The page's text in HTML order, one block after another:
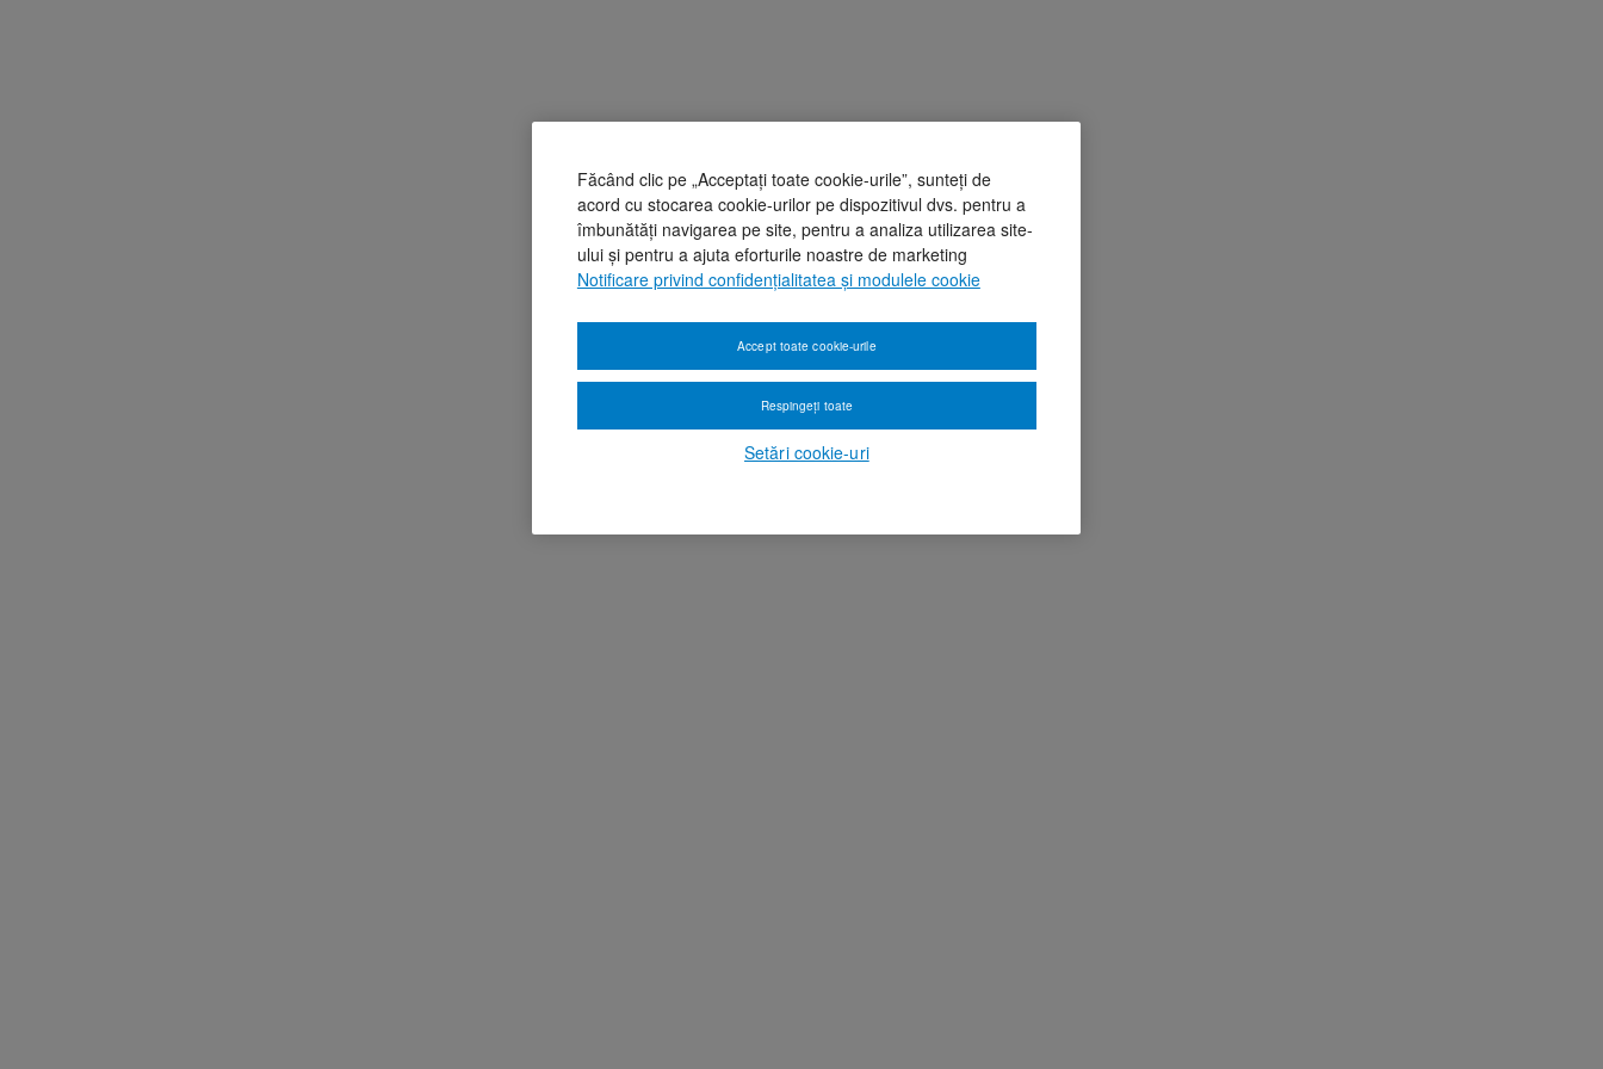
Făcând clic pe „Acceptați toate cookie-urile”, sunteți de
acord cu stocarea cookie-urilor pe dispozitivul dvs. pentru a
îmbunătăți navigarea pe site, pentru a analiza utilizarea site-
ului și pentru a ajuta eforturile noastre de marketing
Notificare privind confidențialitatea și modulele cookie
Setări cookie-uri
Respingeți toate
Accept toate cookie-urile